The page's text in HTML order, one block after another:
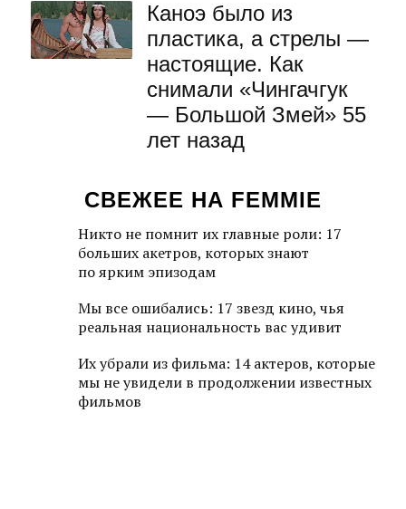
Каноэ было из
пластика, а стрелы —
настоящие. Как
снимали «Чингачгук
— Большой Змей» 55
лет назад
СВЕЖЕЕ НА FEMMIE
Никто не помнит их главные роли: 17
больших акетров, которых знают
по ярким эпизодам
Мы все ошибались: 17 звезд кино, чья
реальная национальность вас удивит
Их убрали из фильма: 14 актеров, которые
мы не увидели в продолжении известных
фильмов